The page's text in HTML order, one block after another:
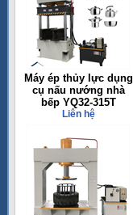
Máy ép thủy lực dụng
cụ nấu nướng nhà
bếp YQ32-315T
Liên hệ